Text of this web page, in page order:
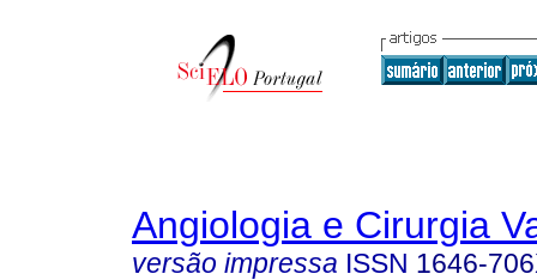
Angiologia e Cirurgia
versão impressa ISSN 1646-